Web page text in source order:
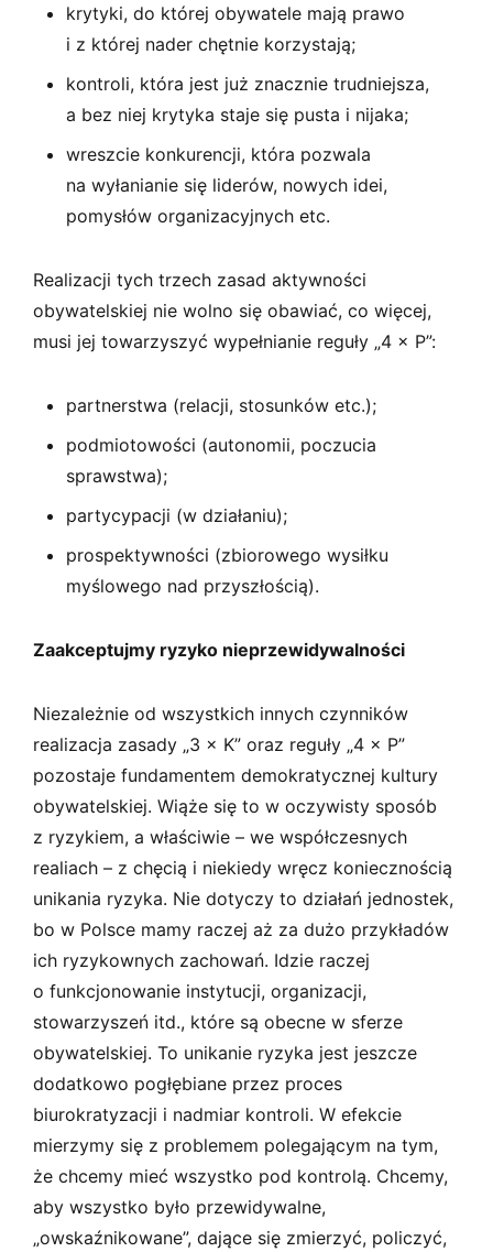
krytyki, do której obywatele mają prawo
i z której nader chętnie korzystają;
kontroli, która jest już znacznie trudniejsza,
a bez niej krytyka staje się pusta i nijaka;
wreszcie konkurencji, która pozwala
na wyłanianie się liderów, nowych idei,
pomysłów organizacyjnych etc.
Realizacji tych trzech zasad aktywności
obywatelskiej nie wolno się obawiać, co więcej,
musi jej towarzyszyć wypełnianie reguły „4 × P”:
partnerstwa (relacji, stosunków etc.);
podmiotowości (autonomii, poczucia
sprawstwa);
partycypacji (w działaniu);
prospektywności (zbiorowego wysiłku
myślowego nad przyszłością).
Zaakceptujmy ryzyko nieprzewidywalności
Niezależnie od wszystkich innych czynników
realizacja zasady „3 × K” oraz reguły „4 × P”
pozostaje fundamentem demokratycznej kultury
obywatelskiej. Wiąże się to w oczywisty sposób
z ryzykiem, a właściwie – we współczesnych
realiach – z chęcią i niekiedy wręcz koniecznością
unikania ryzyka. Nie dotyczy to działań jednostek,
bo w Polsce mamy raczej aż za dużo przykładów
ich ryzykownych zachowań. Idzie raczej
o funkcjonowanie instytucji, organizacji,
stowarzyszeń itd., które są obecne w sferze
obywatelskiej. To unikanie ryzyka jest jeszcze
dodatkowo pogłębiane przez proces
biurokratyzacji i nadmiar kontroli. W efekcie
mierzymy się z problemem polegającym na tym,
że chcemy mieć wszystko pod kontrolą. Chcemy,
aby wszystko było przewidywalne,
„owskaźnikowane”, dające się zmierzyć, policzyć,